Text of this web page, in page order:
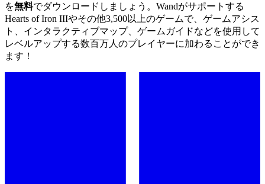
を無料でダウンロードしましょう。Wandがサポートする
Hearts of Iron IIIやその他3,500以上のゲームで、ゲームアシス
ト、インタラクティブマップ、ゲームガイドなどを使用して
レベルアップする数百万人のプレイヤーに加わることができ
ます！